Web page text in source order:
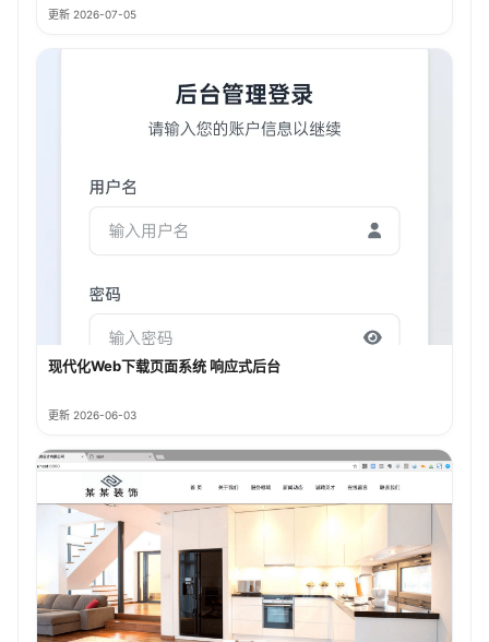
更新 2026-07-05
现代化Web下载页面系统 响应式后台
更新 2026-06-03